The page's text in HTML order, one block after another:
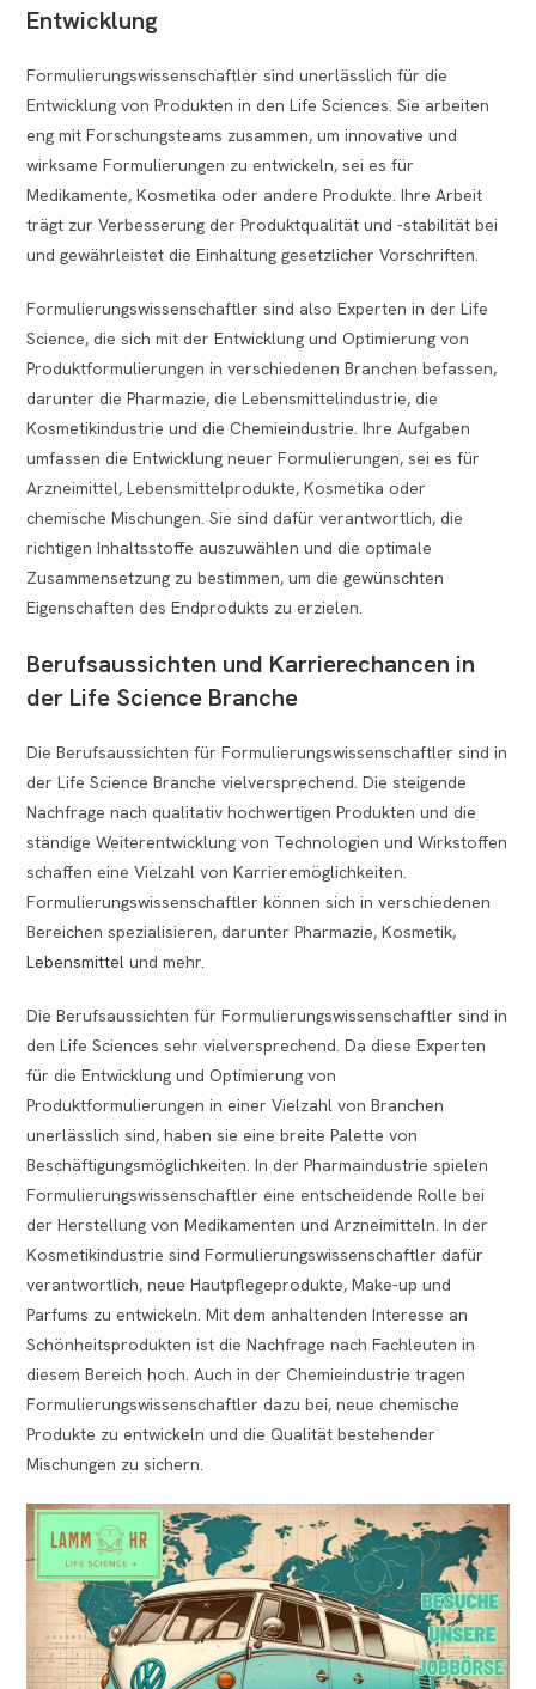
Entwicklung
Formulierungswissenschaftler sind unerlässlich für die
Entwicklung von Produkten in den Life Sciences. Sie arbeiten
eng mit Forschungsteams zusammen, um innovative und
wirksame Formulierungen zu entwickeln, sei es für
Medikamente, Kosmetika oder andere Produkte. Ihre Arbeit
trägt zur Verbesserung der Produktqualität und -stabilität bei
und gewährleistet die Einhaltung gesetzlicher Vorschriften.
Formulierungswissenschaftler sind also Experten in der Life
Science, die sich mit der Entwicklung und Optimierung von
Produktformulierungen in verschiedenen Branchen befassen,
darunter die Pharmazie, die Lebensmittelindustrie, die
Kosmetikindustrie und die Chemieindustrie. Ihre Aufgaben
umfassen die Entwicklung neuer Formulierungen, sei es für
Arzneimittel, Lebensmittelprodukte, Kosmetika oder
chemische Mischungen. Sie sind dafür verantwortlich, die
richtigen Inhaltsstoffe auszuwählen und die optimale
Zusammensetzung zu bestimmen, um die gewünschten
Eigenschaften des Endprodukts zu erzielen.
Berufsaussichten und Karrierechancen in
der Life Science Branche
Die Berufsaussichten für Formulierungswissenschaftler sind in
der Life Science Branche vielversprechend. Die steigende
Nachfrage nach qualitativ hochwertigen Produkten und die
ständige Weiterentwicklung von Technologien und Wirkstoffen
schaffen eine Vielzahl von Karrieremöglichkeiten.
Formulierungswissenschaftler können sich in verschiedenen
Bereichen spezialisieren, darunter Pharmazie, Kosmetik,
Lebensmittel und mehr.
Die Berufsaussichten für Formulierungswissenschaftler sind in
den Life Sciences sehr vielversprechend. Da diese Experten
für die Entwicklung und Optimierung von
Produktformulierungen in einer Vielzahl von Branchen
unerlässlich sind, haben sie eine breite Palette von
Beschäftigungsmöglichkeiten. In der Pharmaindustrie spielen
Formulierungswissenschaftler eine entscheidende Rolle bei
der Herstellung von Medikamenten und Arzneimitteln. In der
Kosmetikindustrie sind Formulierungswissenschaftler dafür
verantwortlich, neue Hautpflegeprodukte, Make-up und
Parfums zu entwickeln. Mit dem anhaltenden Interesse an
Schönheitsprodukten ist die Nachfrage nach Fachleuten in
diesem Bereich hoch. Auch in der Chemieindustrie tragen
Formulierungswissenschaftler dazu bei, neue chemische
Produkte zu entwickeln und die Qualität bestehender
Mischungen zu sichern.